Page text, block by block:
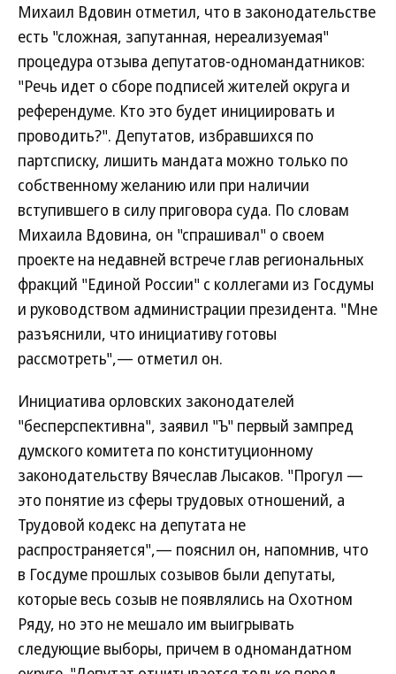
Михаил Вдовин отметил, что в законодательстве
есть "сложная, запутанная, нереализуемая"
процедура отзыва депутатов-одномандатников:
"Речь идет о сборе подписей жителей округа и
референдуме. Кто это будет инициировать и
проводить?". Депутатов, избравшихся по
партсписку, лишить мандата можно только по
собственному желанию или при наличии
вступившего в силу приговора суда. По словам
Михаила Вдовина, он "спрашивал" о своем
проекте на недавней встрече глав региональных
фракций "Единой России" с коллегами из Госдумы
и руководством администрации президента. "Мне
разъяснили, что инициативу готовы
рассмотреть",— отметил он.
Инициатива орловских законодателей
"бесперспективна", заявил "Ъ" первый зампред
думского комитета по конституционному
законодательству Вячеслав Лысаков. "Прогул —
это понятие из сферы трудовых отношений, а
Трудовой кодекс на депутата не
распространяется",— пояснил он, напомнив, что
в Госдуме прошлых созывов были депутаты,
которые весь созыв не появлялись на Охотном
Ряду, но это не мешало им выигрывать
следующие выборы, причем в одномандатном